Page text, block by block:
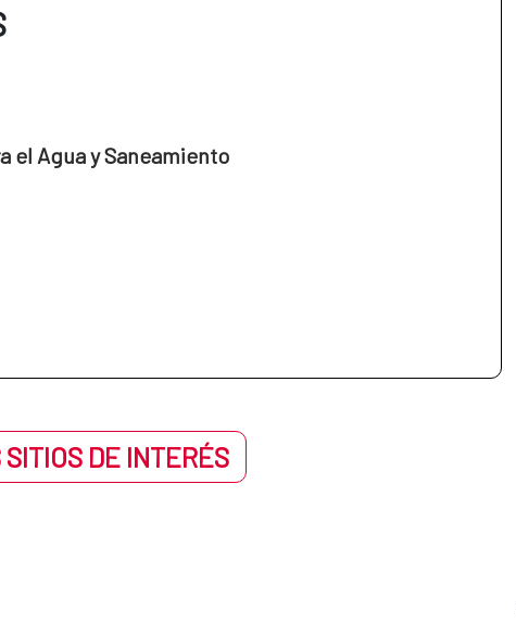
el Agua y Saneamiento
SITIOS DE INTERÉS